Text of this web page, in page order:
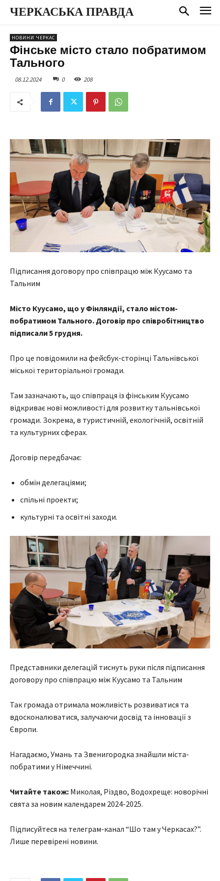
ЧЕРКАСЬКА ПРАВДА
НОВИНИ ЧЕРКАС
Фінське місто стало побратимом
Тального
08.12.2024 0 208
Підписання договору про співпрацю між Куусамо та
Тальним
Місто Куусамо, що у Фінляндії, стало містом-
побратимом Тального. Договір про співробітництво
підписали 5 грудня.
Про це повідомили на фейсбук-сторінці Тальнівської
міської територіальної громади.
Там зазначають, що співпраця із фінським Куусамо
відкриває нові можливості для розвитку тальнівської
громади. Зокрема, в туристичній, екологічній, освітній
та культурних сферах.
Договір передбачає:
обмін делегаціями;
спільні проекти;
культурні та освітні заходи.
Представники делегацій тиснуть руки після підписання
договору про співпрацю між Куусамо та Тальним
Так громада отримала можливість розвиватися та
вдосконалюватися, залучаючи досвід та інновації з
Європи.
Нагадаємо, Умань та Звенигородка знайшли міста-
побратими у Німеччині.
Читайте також: Миколая, Різдво, Водохреще: новорічні
свята за новим календарем 2024-2025.
Підписуйтеся на телеграм-канал “Шо там у Черкасах?”.
Лише перевірені новини.